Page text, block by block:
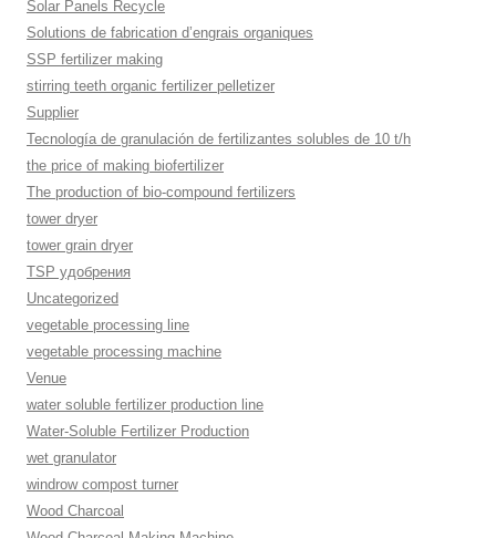
Solar Panels Recycle
Solutions de fabrication d’engrais organiques
SSP fertilizer making
stirring teeth organic fertilizer pelletizer
Supplier
Tecnología de granulación de fertilizantes solubles de 10 t/h
the price of making biofertilizer
The production of bio-compound fertilizers
tower dryer
tower grain dryer
TSP удобрения
Uncategorized
vegetable processing line
vegetable processing machine
Venue
water soluble fertilizer production line
Water-Soluble Fertilizer Production
wet granulator
windrow compost turner
Wood Charcoal